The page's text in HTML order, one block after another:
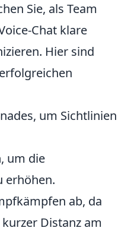
Sie, als Team
Chat klare
Hier sind
um Sichtlinien
um die
erhöhen.
ab, da
Distanz am